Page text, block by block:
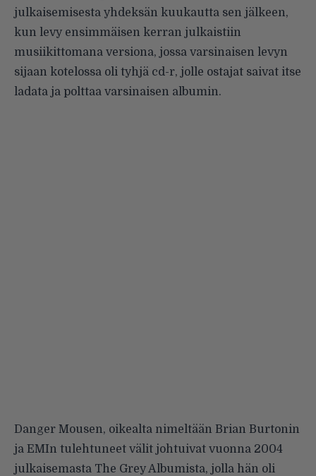
julkaisemisesta yhdeksän kuukautta sen jälkeen,
kun levy ensimmäisen kerran julkaistiin
musiikittomana versiona, jossa varsinaisen levyn
sijaan kotelossa oli tyhjä cd-r, jolle ostajat saivat itse
ladata ja polttaa varsinaisen albumin.
Danger Mousen, oikealta nimeltään Brian Burtonin
ja EMIn tulehtuneet välit johtuivat vuonna 2004
julkaisemasta The Grey Albumista, jolla hän oli